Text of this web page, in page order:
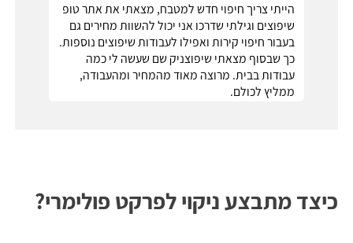
הייתי צריך חיפוי חדש למטבח, מצאתי את אתר טופ
שיפוצים וגילתי שדרכו אני יכול להשוות מחירים גם
בעבור חיפוי קירות ואפילו לעבודות שיפוצים נוספות.
כך שבסוף מצאתי שיפוצניק שם שעשה לי כמה
עבודות בבית. מרוצה מאוד מהמחיר ומהעבודה,
ממליץ לכולם.
כיצד מתבצע ניקוי לפרקט פולימרי?